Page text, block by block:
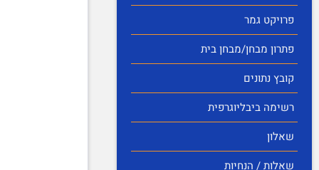
פרויקט גמר
פתרון מבחן/מבחן בית
קובץ נתונים
רשימה ביבליוגרפית
שאלון
שאלות / הנחיות